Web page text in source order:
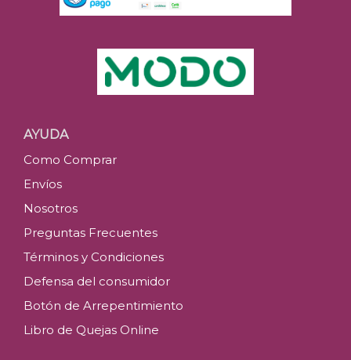
AYUDA
Como Comprar
Envíos
Nosotros
Preguntas Frecuentes
Términos y Condiciones
Defensa del consumidor
Botón de Arrepentimiento
Libro de Quejas Online